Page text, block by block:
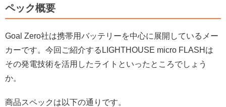
ペック概要
Goal Zero社は携帯用バッテリーを中心に展開しているメー
カーです。今回ご紹介するLIGHTHOUSE micro FLASHは
その発電技術を活用したライトといったところでしょう
か。
商品スペックは以下の通りです。